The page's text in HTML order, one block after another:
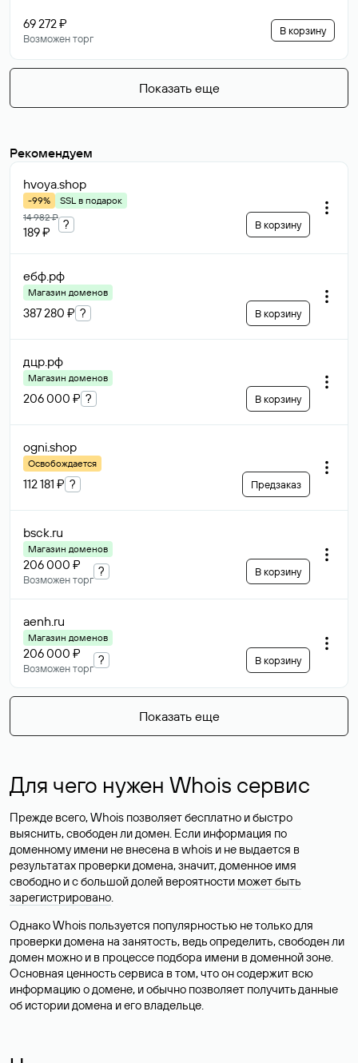
69 272 ₽
Возможен торг
В корзину
Показать еще
Рекомендуем
hvoya.shop
-99%
SSL в подарок
14 982 ₽
189 ₽
? В корзину
ебф.рф
Магазин доменов
387 280 ₽ ? В корзину
дцр.рф
Магазин доменов
206 000 ₽ ? В корзину
ogni.shop
Освобождается
112 181 ₽ ? Предзаказ
bsck.ru
Магазин доменов
206 000 ₽
Возможен торг
? В корзину
aenh.ru
Магазин доменов
206 000 ₽
Возможен торг
? В корзину
Показать еще
Для чего нужен Whois сервис
Прежде всего, Whois позволяет бесплатно и быстро
выяснить, свободен ли домен. Если информация по
доменному имени не внесена в whois и не выдается в
результатах проверки домена, значит, доменное имя
свободно и с большой долей вероятности может быть
зарегистрировано.
Однако Whois пользуется популярностью не только для
проверки домена на занятость, ведь определить, свободен ли
домен можно и в процессе подбора имени в доменной зоне.
Основная ценность сервиса в том, что он содержит всю
информацию о домене, и обычно позволяет получить данные
об истории домена и его владельце.